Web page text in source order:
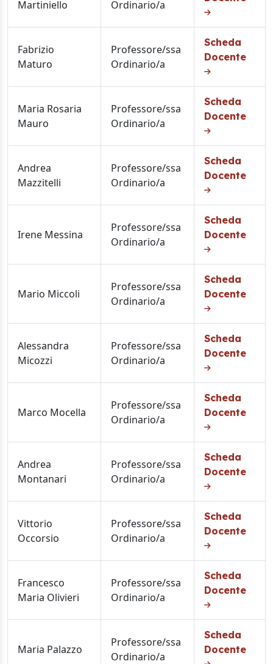
Martiniello Ordinario/a
Fabrizio
Maturo
Professore/ssa
Ordinario/a
Scheda
Docente
Maria Rosaria
Mauro
Professore/ssa
Ordinario/a
Scheda
Docente
Andrea
Mazzitelli
Professore/ssa
Ordinario/a
Scheda
Docente
Irene Messina
Professore/ssa
Ordinario/a
Scheda
Docente
Mario Miccoli
Professore/ssa
Ordinario/a
Scheda
Docente
Alessandra
Micozzi
Professore/ssa
Ordinario/a
Scheda
Docente
Marco Mocella
Professore/ssa
Ordinario/a
Scheda
Docente
Andrea
Montanari
Professore/ssa
Ordinario/a
Scheda
Docente
Vittorio
Occorsio
Professore/ssa
Ordinario/a
Scheda
Docente
Francesco
Maria Olivieri
Professore/ssa
Ordinario/a
Scheda
Docente
Maria Palazzo
Professore/ssa
Ordinario/a
Scheda
Docente